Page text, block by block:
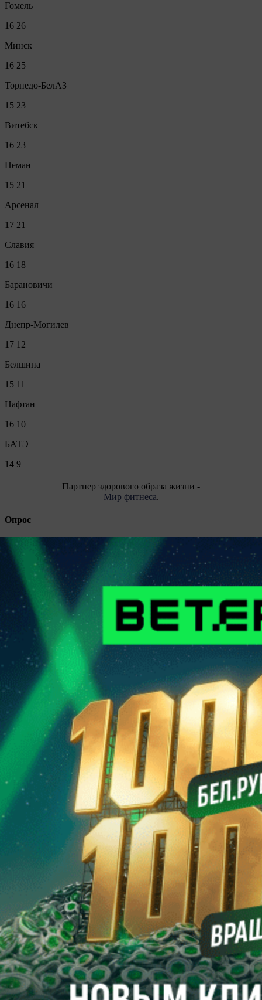
Гомель
16 26
Минск
16 25
Торпедо-БелАЗ
15 23
Витебск
16 23
Неман
15 21
Арсенал
17 21
Славия
16 18
Барановичи
16 16
Днепр-Могилев
17 12
Белшина
15 11
Нафтан
16 10
БАТЭ
14 9
Партнер здорового образа жизни -
Мир фитнеса.
Опрос
Все опросы
Подпишитесь на каналы и будьте в курсе последних
событий
Facebook
Telegram
Vkontakte
Twitter
ЧИТАЙТЕ В СВЕЖЕМ НОМЕРЕ ГАЗЕТЫ ОТ 4
АВГУСТА 2026 ГОДА
Сергей СЕЛИВАНОВ
Футбол. Betera-высшая лига. Особое мнение. Место для
Во время открытого до девятого августа трансферного окна в
Betera-высшей лиге уже совершено немало взаимовыгодных
сделок, но особняком выглядит возвращение в Могилев
Кирилла Цепенкова. Один из наиболее одаренных
футболистов Беларуси, рожденных в XXI веке, вернулся в
альма-матер, где старательно постигал футбольное искусство
в специализированной школе “Днепра”.